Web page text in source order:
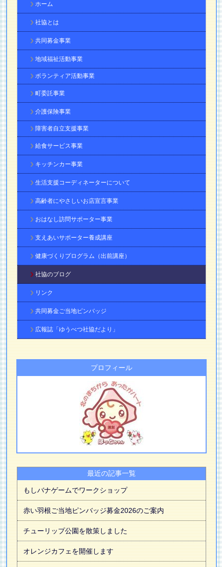
ホーム
社協とは
共同募金事業
地域福祉活動事業
ボランティア活動事業
町委託事業
介護保険事業
障害者自立支援事業
給食サービス事業
キッチンカー事業
生活支援コーディネーターについて
高齢者にやさしいお店宣言事業
おはなし訪問サポーター事業
支えあいサポーター養成講座
健康づくりプログラム（出前講座）
社協のブログ
リンク
共同募金ご当地ピンバッジ
広報誌「ゆうべつ社協だより」
プロフィール
最近の記事一覧
もしバナゲームでワークショップ
赤い羽根ご当地ピンバッジ募金2026のご案内
チューリップ公園を散策しました
オレンジカフェを開催します